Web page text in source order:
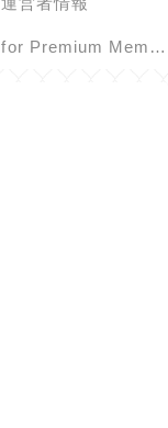
Hide Ads for Premium Members